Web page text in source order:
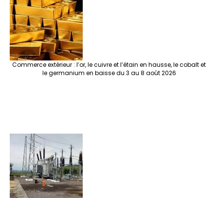
Commerce extérieur : l’or, le cuivre et l’étain en hausse, le cobalt et
le germanium en baisse du 3 au 8 août 2026